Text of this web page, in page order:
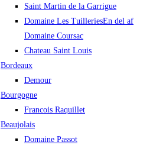
Saint Martin de la Garrigue
Domaine Les TuilleriesEn del af
Domaine Coursac
Chateau Saint Louis
Bordeaux
Demour
Bourgogne
Francois Raquillet
Beaujolais
Domaine Passot